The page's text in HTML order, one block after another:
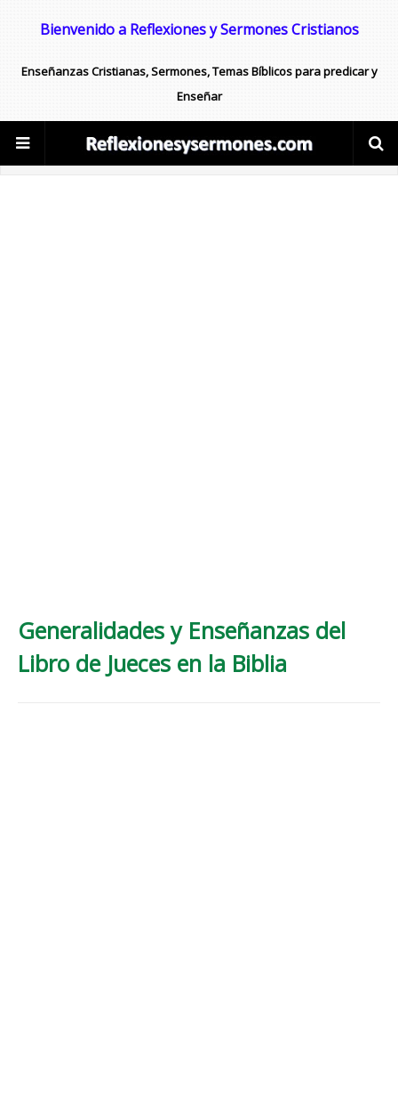
Bienvenido a Reflexiones y Sermones Cristianos
Enseñanzas Cristianas, Sermones, Temas Bíblicos para predicar y
Enseñar
Generalidades y Enseñanzas del
Libro de Jueces en la Biblia